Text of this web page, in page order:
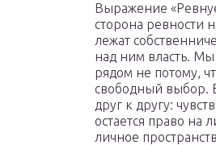
Выражение
сторона ревности
лежат
над ним власть.
рядом не потому,
свободный выбор.
друг к другу:
остается право на
личное